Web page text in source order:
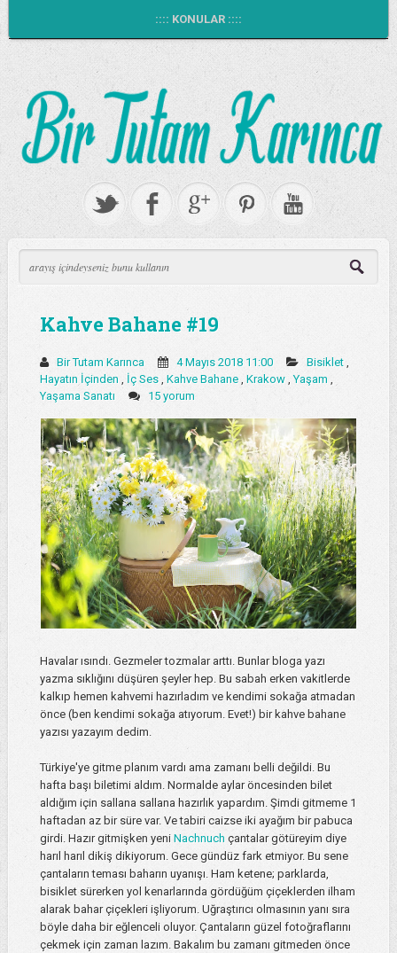
:::: KONULAR ::::
Kahve Bahane #19
Bir Tutam Karınca 4 Mayıs 2018 11:00 Bisiklet
Hayatın İçinden
İç Ses Kahve Bahane Krakow ,Yaşam
Yaşama Sanatı
15 yorum
Havalar ısındı. Gezmeler tozmalar arttı. Bunlar bloga yazı
yazma sıklığını düşüren şeyler hep. Bu sabah erken vakitlerde
kalkıp hemen kahvemi hazırladım ve kendimi sokağa atmadan
önce (ben kendimi sokağa atıyorum. Evet!) bir kahve bahane
yazısı yazayım dedim.
Türkiye'ye gitme planım vardı ama zamanı belli değildi. Bu
hafta başı biletimi aldım. Normalde aylar öncesinden bilet
aldığım için sallana sallana hazırlık yapardım. Şimdi gitmeme 1
haftadan az bir süre var. Ve tabiri caizse iki ayağım bir pabuca
girdi. Hazır gitmişken yeni Nachnuch çantalar götüreyim diye
harıl harıl dikiş dikiyorum. Gece gündüz fark etmiyor. Bu sene
çantaların teması baharın uyanışı. Ham ketene; parklarda,
bisiklet sürerken yol kenarlarında gördüğüm çiçeklerden ilham
alarak bahar çiçekleri işliyorum. Uğraştırıcı olmasının yanı sıra
böyle daha bir eğlenceli oluyor. Çantaların güzel fotoğraflarını
çekmek için zaman lazım. Bakalım bu zamanı gitmeden önce